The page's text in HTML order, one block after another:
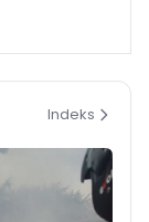
Indeks